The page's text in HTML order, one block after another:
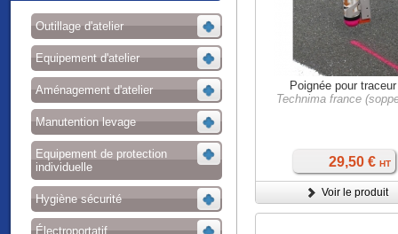
Outillage d'atelier
Equipement d'atelier
Aménagement d'atelier
Manutention levage
Equipement de protection
individuelle
Hygiène sécurité
Électroportatif
Poignée pour traceur
Technima france
29,50 € HT
Voir le produit